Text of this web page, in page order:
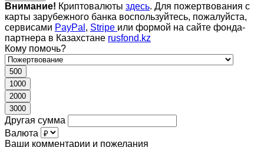
Внимание! Криптовалюты здесь. Для пожертвования с
карты зарубежного банка воспользуйтесь, пожалуйста,
сервисами PayPal , Stripe или формой на сайте фонда-
партнера в Казахстане rusfond.kz
Кому помочь?
500
1000
2000
3000
Другая сумма
Валюта
Ваши комментарии и пожелания